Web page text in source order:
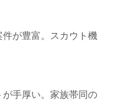
件が豊富。スカウト機
が手厚い。家族帯同の